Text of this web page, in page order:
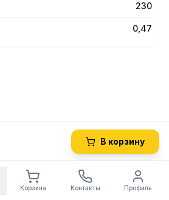
230
0,47
В корзину
Корзина Контакты Профиль